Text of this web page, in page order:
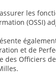
les
(OSSI)
et de
des Officiers